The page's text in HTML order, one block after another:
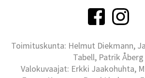
Toimituskunta: Helmut Diekmann,
Tabell, Patrik Åberg
Valokuvaajat: Erkki Jaakohuhta,